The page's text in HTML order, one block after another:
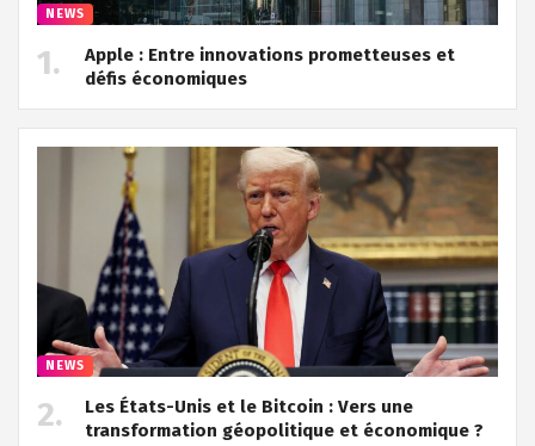
NEWS
Apple : Entre innovations prometteuses et
défis économiques
NEWS
Les États-Unis et le Bitcoin : Vers une
transformation géopolitique et économique ?